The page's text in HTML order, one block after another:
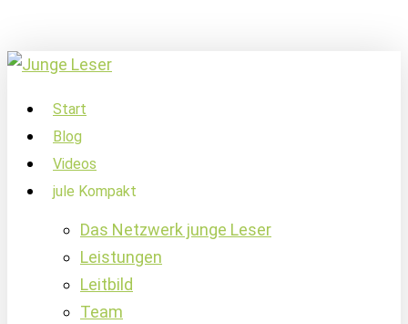
to
main
content
account
Menu
Start
Blog
Videos
jule Kompakt
Das Netzwerk junge Leser
Leistungen
Leitbild
Team